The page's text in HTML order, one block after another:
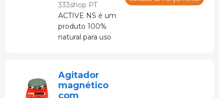
produto uma
capacidade de
troca iônica
excepcionalmente
resultando em
uma redução
significativa nas
333shop PT
ACTIVE NS é um
produto 100%
natural para uso
emissões de
amônia e o
Agitador
magnético
com